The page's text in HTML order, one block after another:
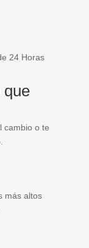
24 Horas
que
cambio o te
más altos